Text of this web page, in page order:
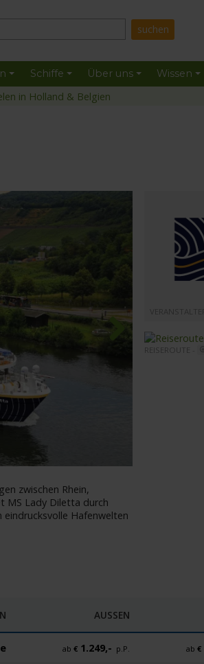
Schiffe Über uns Wissen
in Holland & Belgien
zwischen Rhein,
MS Lady Diletta durch
Hafenwelten
REISEROUTE -
AUSSEN
ab € 1.249,- p.P. ab €